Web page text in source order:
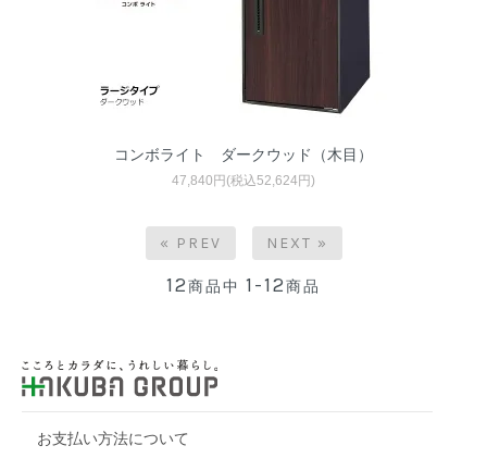
コンボライト ダークウッド（木目）
47,840円(税込52,624円)
« PREV NEXT »
12商品中 1-12商品
お支払い方法について